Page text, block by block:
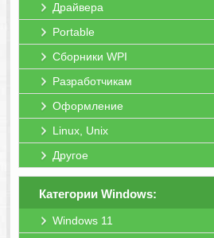
Драйвера
Portable
Сборники WPI
Разработчикам
Оформление
Linux, Unix
Другое
Категории Windows:
Windows 11